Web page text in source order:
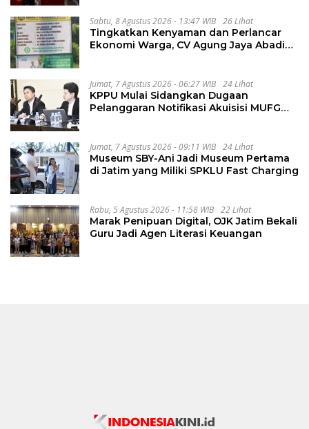
Sabtu, 8 Agustus 2026 - 13:47 WIB 26 Lihat
Tingkatkan Kenyaman dan Perlancar
Ekonomi Warga, CV Agung Jaya Abadi
Jumat, 7 Agustus 2026 - 06:27 WIB 24 Lihat
KPPU Mulai Sidangkan Dugaan
Pelanggaran Notifikasi Akuisisi MUFG
Jumat, 7 Agustus 2026 - 09:11 WIB 24 Lihat
Museum SBY-Ani Jadi Museum Pertama
di Jatim yang Miliki SPKLU Fast Charging
Rabu, 5 Agustus 2026 - 11:58 WIB 22 Lihat
Marak Penipuan Digital, OJK Jatim Bekali
Guru Jadi Agen Literasi Keuangan